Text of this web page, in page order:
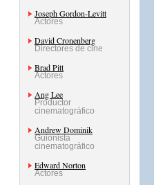
Joseph Gordon-Levitt
Actores
David Cronenberg
Directores de cine
Brad Pitt
Actores
Ang Lee
Productor
cinematográfico
Andrew Dominik
Guionista
cinematográfico
Edward Norton
Actores